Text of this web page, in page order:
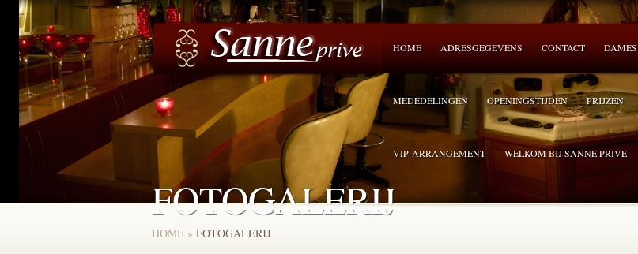
HOME ADRESGEGEVENS CONTACT DAMES
MEDEDELINGEN OPENINGSTIJDEN PRIJZEN
VIP-ARRANGEMENT WELKOM BIJ SANNE PRIVE
FOTOGALERIJ
HOME » FOTOGALERIJ